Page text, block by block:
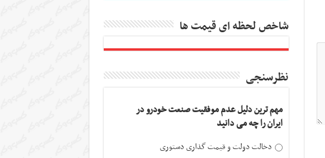
شاخص لحظه ای قیمت ها
نظرسنجی
مهم ترین دلیل عدم موفقیت صنعت خودرو در
ایران را چه می دانید
دخالت دولت و قیمت گذاری دستوری